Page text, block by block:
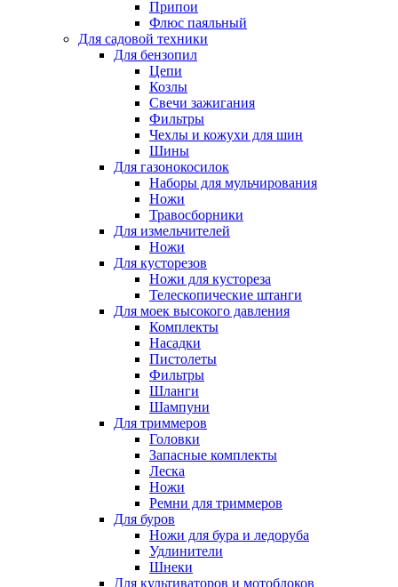
Припои
Флюс паяльный
Для садовой техники
Для бензопил
Цепи
Козлы
Свечи зажигания
Фильтры
Чехлы и кожухи для шин
Шины
Для газонокосилок
Наборы для мульчирования
Ножи
Травосборники
Для измельчителей
Ножи
Для кусторезов
Ножи для кустореза
Телескопические штанги
Для моек высокого давления
Комплекты
Насадки
Пистолеты
Фильтры
Шланги
Шампуни
Для триммеров
Головки
Запасные комплекты
Леска
Ножи
Ремни для триммеров
Для буров
Ножи для бура и ледоруба
Удлинители
Шнеки
Для культиваторов и мотоблоков